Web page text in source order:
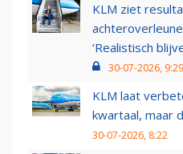
KLM ziet
‘Realistisch
30-07-2026, 9:29
KLM laat
kwartaal, maar
30-07-2026, 8:22